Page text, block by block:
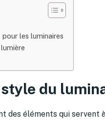
les luminaires
du
des éléments qui